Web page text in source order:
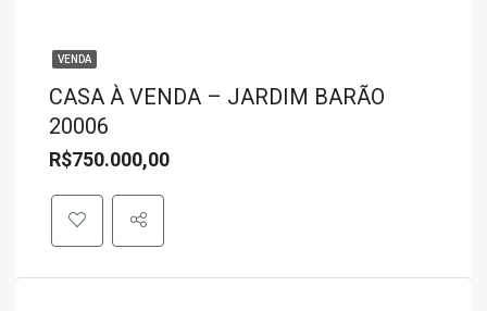
VENDA
CASA À VENDA – JARDIM BARÃO
20006
R$750.000,00